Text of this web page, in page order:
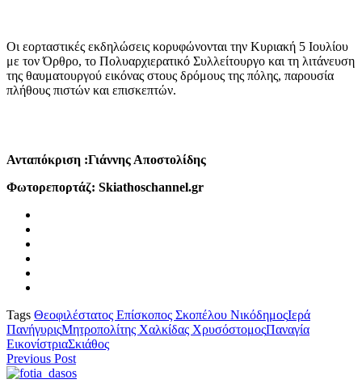
Οι εορταστικές εκδηλώσεις κορυφώνονται την Κυριακή 5 Ιουλίου
με τον Όρθρο, το Πολυαρχιερατικό Συλλείτουργο και τη λιτάνευση
της θαυματουργού εικόνας στους δρόμους της πόλης, παρουσία
πλήθους πιστών και επισκεπτών.
Ανταπόκριση :Γιάννης Αποστολίδης
Φωτορεπορτάζ: Skiathoschannel.gr
Tags Θεοφιλέστατος Επίσκοπος Σκοπέλου ΝικόδημοςΙερά
ΠανήγυριςΜητροπολίτης Χαλκίδας ΧρυσόστομοςΠαναγία
ΕικονίστριαΣκιάθος
Previous Post